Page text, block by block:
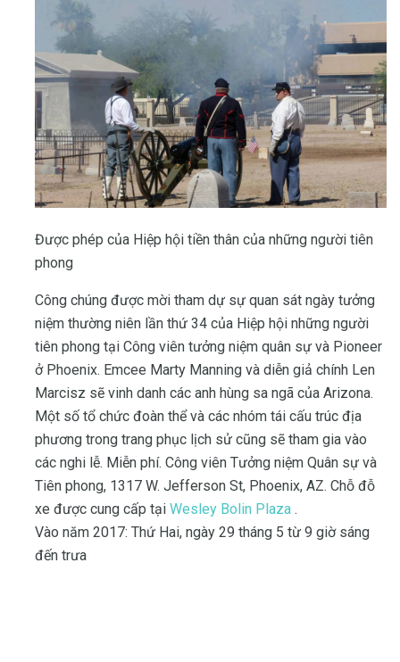
Được phép của Hiệp hội tiền thân của những người tiên
phong
Công chúng được mời tham dự sự quan sát ngày tưởng
niệm thường niên lần thứ 34 của Hiệp hội những người
tiên phong tại Công viên tưởng niệm quân sự và Pioneer
ở Phoenix. Emcee Marty Manning và diễn giả chính Len
Marcisz sẽ vinh danh các anh hùng sa ngã của Arizona.
Một số tổ chức đoàn thể và các nhóm tái cấu trúc địa
phương trong trang phục lịch sử cũng sẽ tham gia vào
các nghi lễ. Miễn phí. Công viên Tưởng niệm Quân sự và
Tiên phong, 1317 W. Jefferson St, Phoenix, AZ. Chỗ đỗ
xe được cung cấp tại Wesley Bolin Plaza .
Vào năm 2017: Thứ Hai, ngày 29 tháng 5 từ 9 giờ sáng
đến trưa